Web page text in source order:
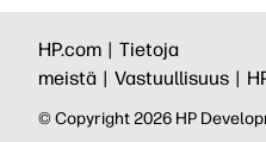
HP.com | Tietoja
meistä | Vastuullisuus |
© Copyright 2026 HP